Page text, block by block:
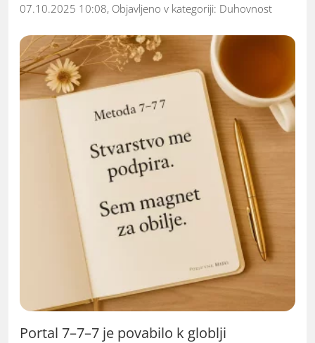
07.10.2025 10:08, Objavljeno v kategoriji: Duhovnost
Portal 7–7–7 je povabilo k globlji